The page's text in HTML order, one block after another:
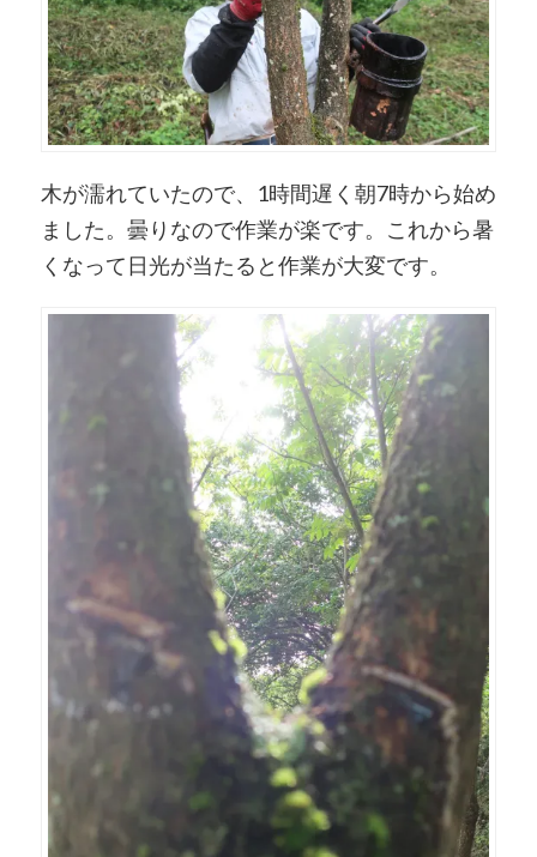
木が濡れていたので、1時間遅く朝7時から始め
ました。曇りなので作業が楽です。これから暑
くなって日光が当たると作業が大変です。